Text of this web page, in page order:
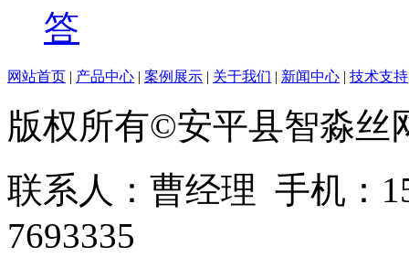
答
网站首页 | 产品中心 | 案例展示 | 关于我们 | 新闻中心 | 技术支持
版权所有©安平县智淼丝
联系人：曹经理 手机：
7693335